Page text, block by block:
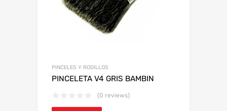
PINCELES Y RODILLOS
PINCELETA V4 GRIS BAMBIN
(0 reviews)